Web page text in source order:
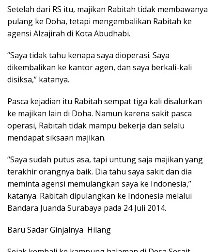
Setelah dari RS itu, majikan Rabitah tidak membawanya
pulang ke Doha, tetapi mengembalikan Rabitah ke
agensi Alzajirah di Kota Abudhabi.
“Saya tidak tahu kenapa saya dioperasi. Saya
dikembalikan ke kantor agen, dan saya berkali-kali
disiksa,” katanya.
Pasca kejadian itu Rabitah sempat tiga kali disalurkan
ke majikan lain di Doha. Namun karena sakit pasca
operasi, Rabitah tidak mampu bekerja dan selalu
mendapat siksaan majikan.
“Saya sudah putus asa, tapi untung saja majikan yang
terakhir orangnya baik. Dia tahu saya sakit dan dia
meminta agensi memulangkan saya ke Indonesia,”
katanya. Rabitah dipulangkan ke Indonesia melalui
Bandara Juanda Surabaya pada 24 Juli 2014.
Baru Sadar Ginjalnya Hilang